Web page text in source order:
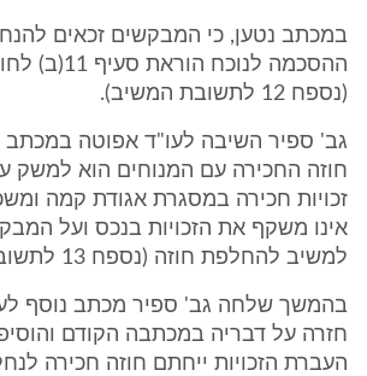
ההסכמה לנוכח
(נספח 12 לתשובת המשיב).
גב' ספיר השיבה לעו"ד אפוטה במכתב
חוזה החכירה עם המנוחים הוא למשק
זכויות חכירה במסגרת אגודת קמה
אינו משקף את הזכויות בנכס ועל
למשיב להחלפת חוזה (נספח 13 לתשובת המשיב).
בהמשך שלחה גב' ספיר מכתב נוסף
חזרה על דבריה במכתבה הקודם
העברת הזכויות ייחתם חוזה חכירה